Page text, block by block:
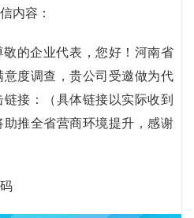
内容：
敬的企业代表，您好！河南省
度调查，贵公司受邀做为代
接：（具体链接以实际收到
推全省营商环境提升，感谢